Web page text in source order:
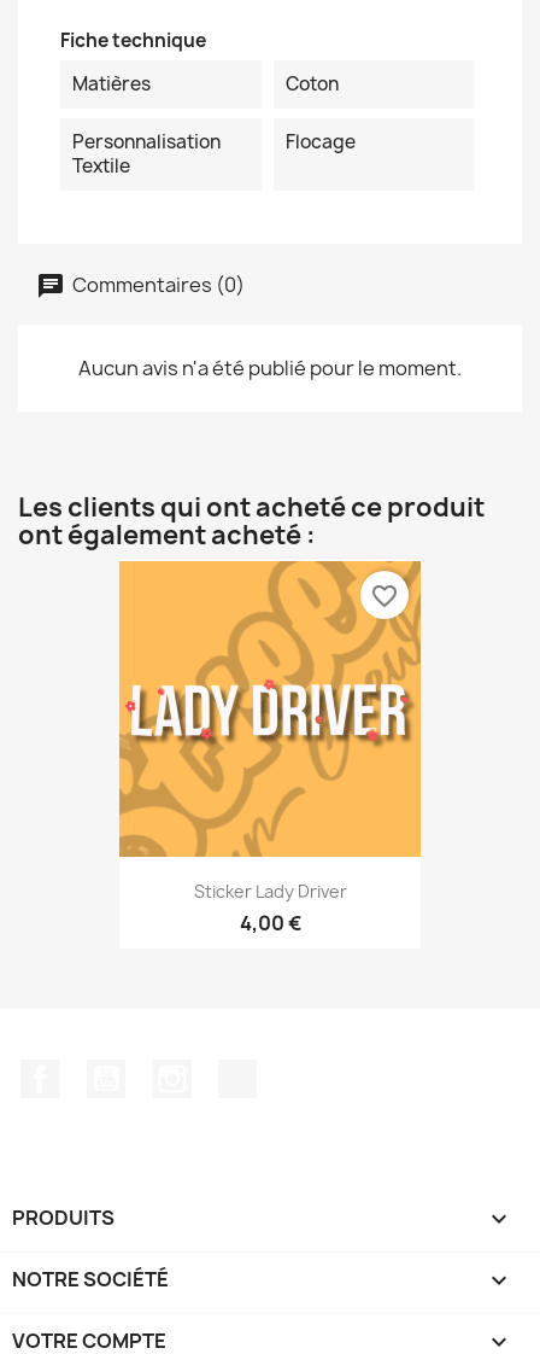
Fiche technique
Matières
Coton
Personnalisation
Textile
Flocage
Commentaires (0)
Aucun avis n'a été publié pour le moment.
Les clients qui ont acheté ce produit
ont également acheté :
Sticker Lady Driver
4,00 €
favorite_border
PRODUITS 
NOTRE SOCIÉTÉ 
VOTRE COMPTE 